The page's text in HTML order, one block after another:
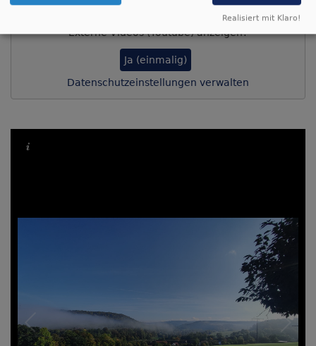
Externe Videos (Youtube) anzeigen?
Ja (einmalig)
Datenschutzeinstellungen verwalten
Realisiert mit Klaro!